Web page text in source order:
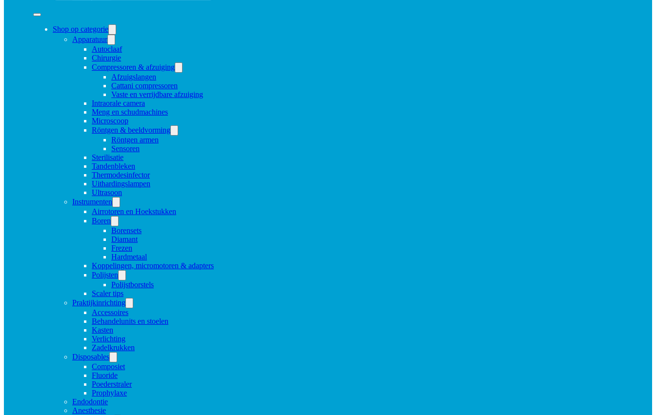
Shop op categorie
Apparatuur
Autoclaaf
Chirurgie
Compressoren & afzuiging
Afzuigslangen
Cattani compressoren
Vaste en verrijdbare afzuiging
Intraorale camera
Meng en schudmachines
Microscoop
Röntgen & beeldvorming
Röntgen armen
Sensoren
Sterilisatie
Tandenbleken
Thermodesinfector
Uithardingslampen
Ultrasoon
Instrumenten
Airrotoren en Hoekstukken
Boren
Borensets
Diamant
Frezen
Hardmetaal
Koppelingen, micromotoren & adapters
Polijsten
Polijstborstels
Scaler tips
Praktijkinrichting
Accessoires
Behandelunits en stoelen
Kasten
Verlichting
Zadelkrukken
Disposables
Composiet
Fluoride
Poederstraler
Prophylaxe
Endodontie
Anesthesie